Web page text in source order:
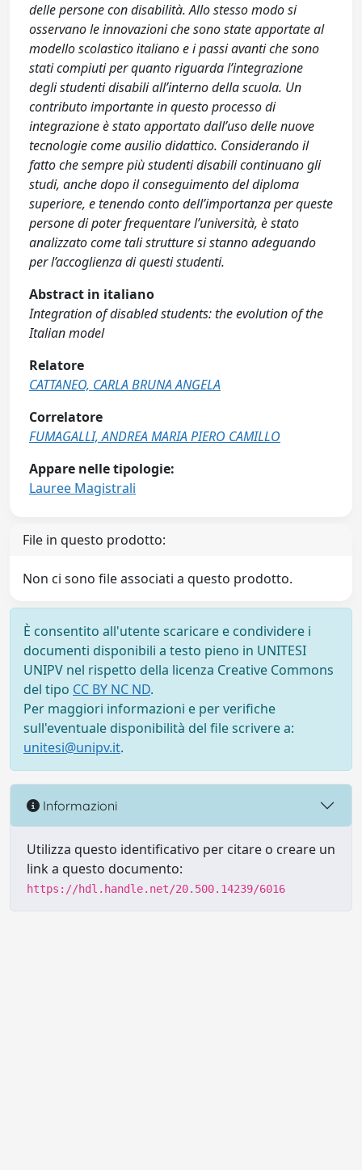
delle persone con disabilità. Allo stesso modo si
osservano le innovazioni che sono state apportate al
modello scolastico italiano e i passi avanti che sono
stati compiuti per quanto riguarda l’integrazione
degli studenti disabili all’interno della scuola. Un
contributo importante in questo processo di
integrazione è stato apportato dall’uso delle nuove
tecnologie come ausilio didattico. Considerando il
fatto che sempre più studenti disabili continuano gli
studi, anche dopo il conseguimento del diploma
superiore, e tenendo conto dell’importanza per queste
persone di poter frequentare l’università, è stato
analizzato come tali strutture si stanno adeguando
per l’accoglienza di questi studenti.
Abstract in italiano
Integration of disabled students: the evolution of the
Italian model
Relatore
CATTANEO, CARLA BRUNA ANGELA
Correlatore
FUMAGALLI, ANDREA MARIA PIERO CAMILLO
Appare nelle tipologie:
Lauree Magistrali
File in questo prodotto:
Non ci sono file associati a questo prodotto.
È consentito all'utente scaricare e condividere i
documenti disponibili a testo pieno in UNITESI
UNIPV nel rispetto della licenza Creative Commons
del tipo CC BY NC ND.
Per maggiori informazioni e per verifiche
sull'eventuale disponibilità del file scrivere a:
unitesi@unipv.it.
Informazioni
Utilizza questo identificativo per citare o creare un
link a questo documento:
https://hdl.handle.net/20.500.14239/6016